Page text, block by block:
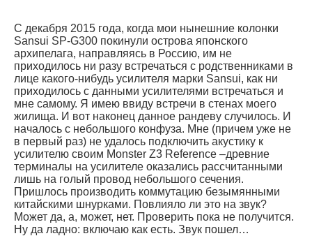
С декабря 2015 года, когда мои нынешние колонки
Sansui SP-G300 покинули острова японского
архипелага, направляясь в Россию, им не
приходилось ни разу встречаться с родственниками в
лице какого-нибудь усилителя марки Sansui, как ни
приходилось с данными усилителями встречаться и
мне самому. Я имею ввиду встречи в стенах моего
жилища. И вот наконец данное рандеву случилось. И
началось с небольшого конфуза. Мне (причем уже не
в первый раз) не удалось подключить акустику к
усилителю своим Monster Z3 Reference –древние
терминалы на усилителе оказались рассчитанными
лишь на голый провод небольшого сечения.
Пришлось производить коммутацию безымянными
китайскими шнурками. Повлияло ли это на звук?
Может да, а, может, нет. Проверить пока не получится.
Ну да ладно: включаю как есть. Звук пошел…